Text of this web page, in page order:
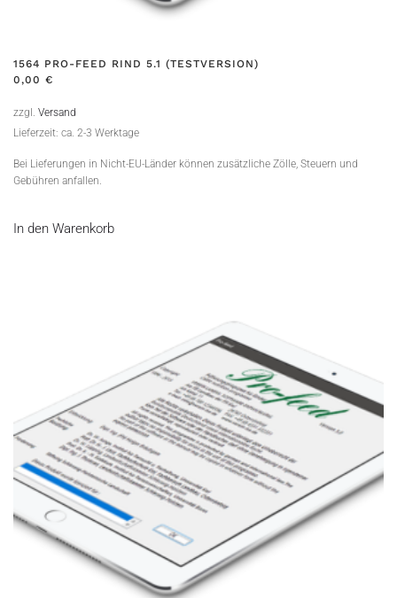
1564 PRO-FEED RIND 5.1 (TESTVERSION)
0,00 €
zzgl. Versand
Lieferzeit: ca. 2-3 Werktage
Bei Lieferungen in Nicht-EU-Länder können zusätzliche Zölle, Steuern und
Gebühren anfallen.
In den Warenkorb